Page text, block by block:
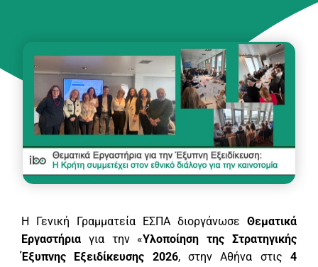
Η Γενική Γραμματεία ΕΣΠΑ διοργάνωσε Θεματικά
Εργαστήρια για την «Υλοποίηση της Στρατηγικής
Έξυπνης Εξειδίκευσης 2026, στην Αθήνα στις4